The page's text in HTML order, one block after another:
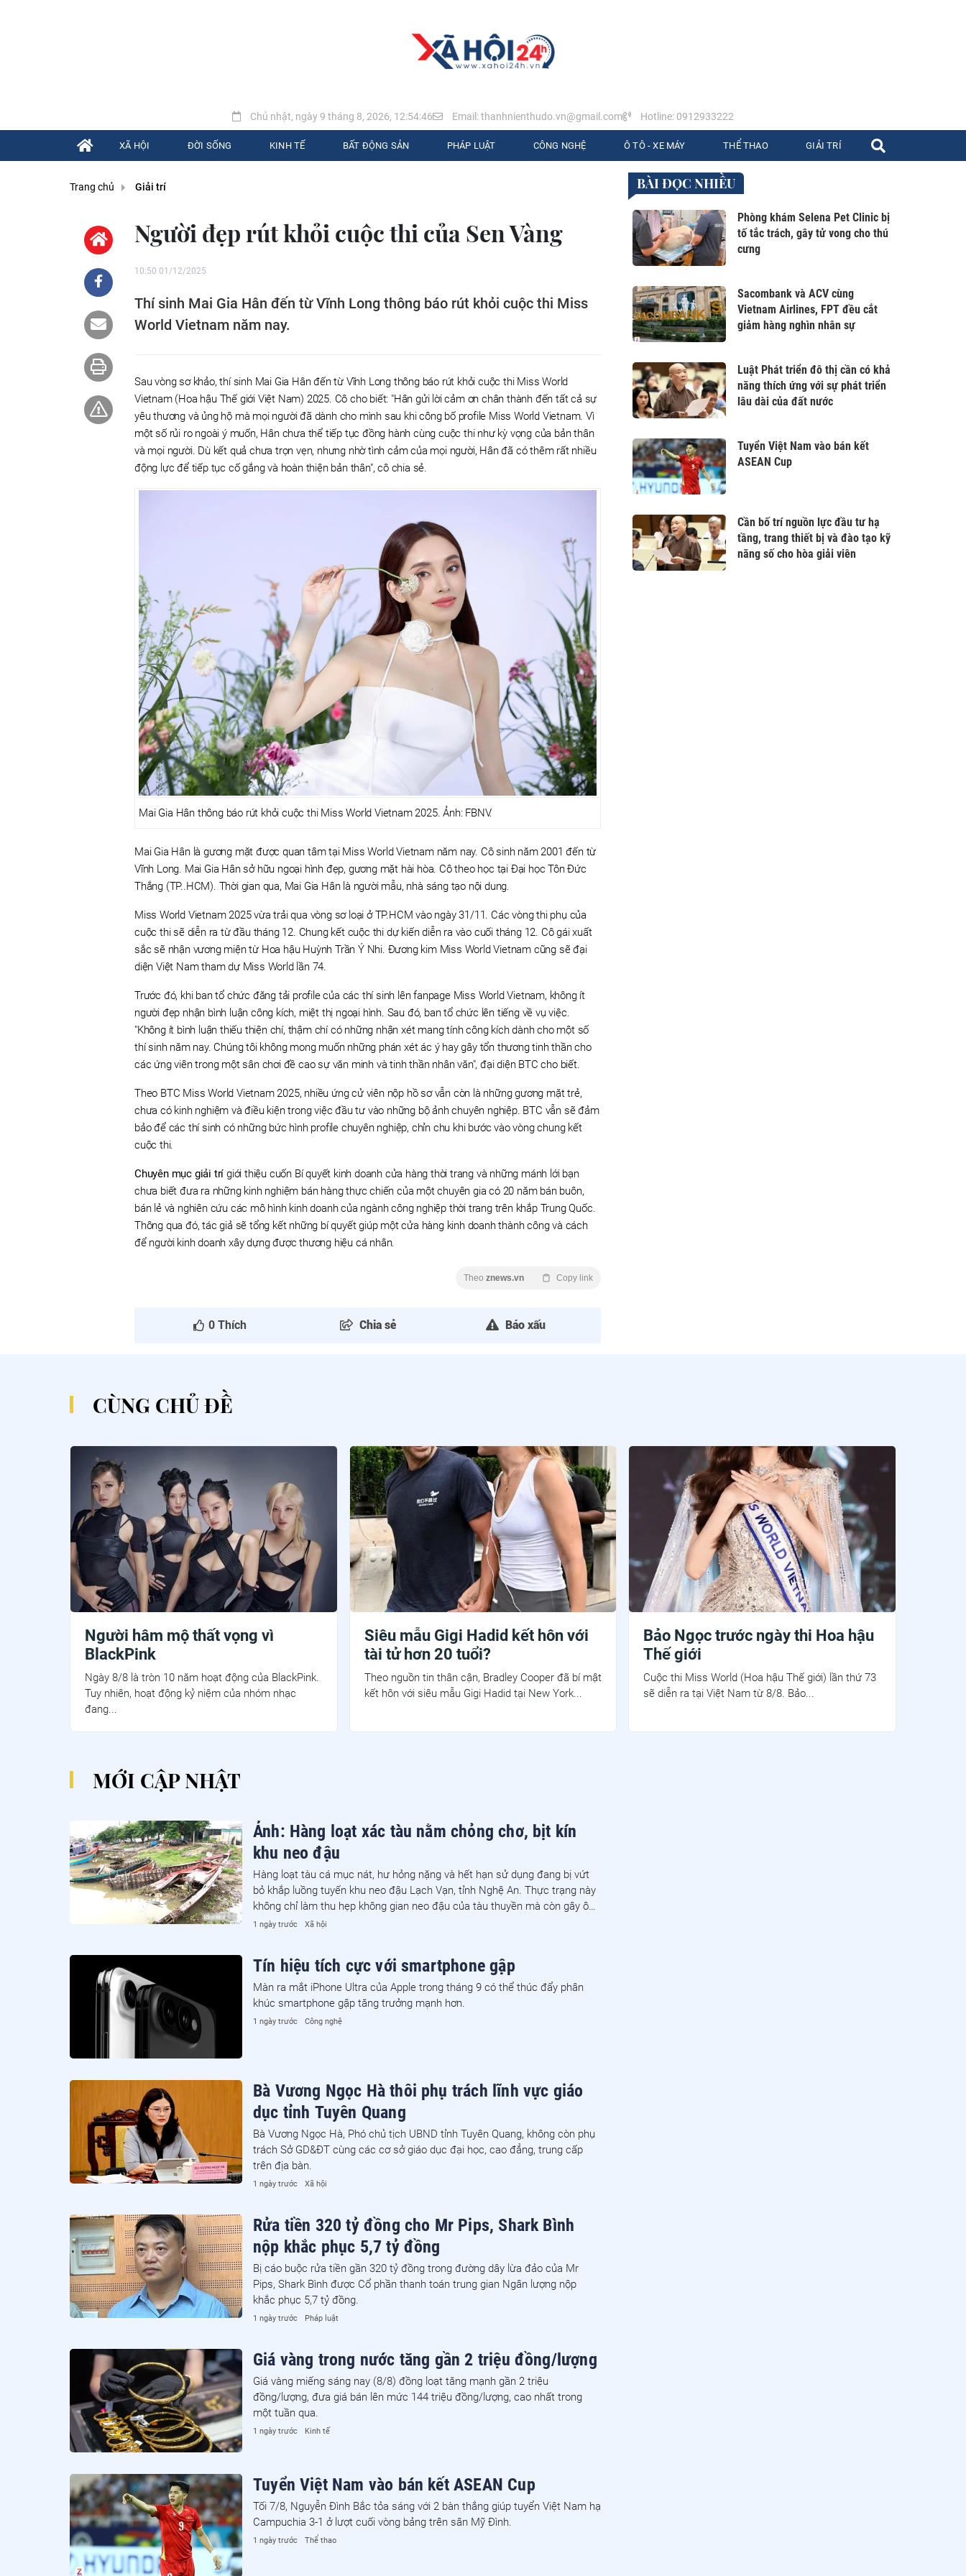
Chủ nhật, ngày 9 tháng 8, 2026, 12:54:48 Email: thanhnienthudo.vn@gmail.com Hotline: 0912933222
XÃ HỘI ĐỜI SỐNG KINH TẾ BẤT ĐỘNG SẢN PHÁP LUẬT CÔNG NGHỆ Ô TÔ - XE MÁY THỂ THAO GIẢI TRÍ
Trang chủ Giải trí
Người đẹp rút khỏi cuộc thi của Sen Vàng
10:50 01/12/2025
Thí sinh Mai Gia Hân đến từ Vĩnh Long thông báo rút khỏi cuộc thi Miss
World Vietnam năm nay.
Sau vòng sơ khảo, thí sinh Mai Gia Hân đến từ Vĩnh Long thông báo rút khỏi cuộc thi Miss World
Vietnam (Hoa hậu Thế giới Việt Nam) 2025. Cô cho biết: "Hân gửi lời cảm ơn chân thành đến tất cả sự
yêu thương và ủng hộ mà mọi người đã dành cho mình sau khi công bố profile Miss World Vietnam. Vì
một số rủi ro ngoài ý muốn, Hân chưa thể tiếp tục đồng hành cùng cuộc thi như kỳ vọng của bản thân
và mọi người. Dù kết quả chưa trọn vẹn, nhưng nhờ tình cảm của mọi người, Hân đã có thêm rất nhiều
động lực để tiếp tục cố gắng và hoàn thiện bản thân", cô chia sẻ.
Mai Gia Hân thông báo rút khỏi cuộc thi Miss World Vietnam 2025. Ảnh: FBNV.
Mai Gia Hân là gương mặt được quan tâm tại Miss World Vietnam năm nay. Cô sinh năm 2001 đến từ
Vĩnh Long. Mai Gia Hân sở hữu ngoại hình đẹp, gương mặt hài hòa. Cô theo học tại Đại học Tôn Đức
Thắng (TP..HCM). Thời gian qua, Mai Gia Hân là người mẫu, nhà sáng tạo nội dung.
Miss World Vietnam 2025 vừa trải qua vòng sơ loại ở TP.HCM vào ngày 31/11. Các vòng thi phụ của
cuộc thi sẽ diễn ra từ đầu tháng 12. Chung kết cuộc thi dự kiến diễn ra vào cuối tháng 12. Cô gái xuất
sắc sẽ nhận vương miện từ Hoa hậu Huỳnh Trần Ý Nhi. Đương kim Miss World Vietnam cũng sẽ đại
diện Việt Nam tham dự Miss World lần 74.
Trước đó, khi ban tổ chức đăng tải profile của các thí sinh lên fanpage Miss World Vietnam, không ít
người đẹp nhận bình luận công kích, miệt thị ngoại hình. Sau đó, ban tổ chức lên tiếng về vụ việc.
"Không ít bình luận thiếu thiện chí, thậm chí có những nhận xét mang tính công kích dành cho một số
thí sinh năm nay. Chúng tôi không mong muốn những phán xét ác ý hay gây tổn thương tinh thần cho
các ứng viên trong một sân chơi đề cao sự văn minh và tinh thần nhân văn", đại diện BTC cho biết.
Theo BTC Miss World Vietnam 2025, nhiều ứng cử viên nộp hồ sơ vẫn còn là những gương mặt trẻ,
chưa có kinh nghiệm và điều kiện trong việc đầu tư vào những bộ ảnh chuyên nghiệp. BTC vẫn sẽ đảm
bảo để các thí sinh có những bức hình profile chuyên nghiệp, chỉn chu khi bước vào vòng chung kết
cuộc thi.
Chuyên mục giải trí giới thiệu cuốn Bí quyết kinh doanh cửa hàng thời trang và những mánh lới bạn
chưa biết đưa ra những kinh nghiệm bán hàng thực chiến của một chuyên gia có 20 năm bán buôn,
bán lẻ và nghiên cứu các mô hình kinh doanh của ngành công nghiệp thời trang trên khắp Trung Quốc.
Thông qua đó, tác giả sẽ tổng kết những bí quyết giúp một cửa hàng kinh doanh thành công và cách
để người kinh doanh xây dựng được thương hiệu cá nhân.
Theoznews.vn Copy link
0Thích Chia sẻ Báo xấu
BÀI ĐỌC NHIỀU
Phòng khám Selena Pet Clinic bị
tố tắc trách, gây tử vong cho thú
cưng
Sacombank và ACV cùng
Vietnam Airlines, FPT đều cắt
giảm hàng nghìn nhân sự
Luật Phát triển đô thị cần có khả
năng thích ứng với sự phát triển
lâu dài của đất nước
Tuyển Việt Nam vào bán kết
ASEAN Cup
Cần bố trí nguồn lực đầu tư hạ
tầng, trang thiết bị và đào tạo kỹ
năng số cho hòa giải viên
CÙNG CHỦ ĐỀ
Người hâm mộ thất vọng vì
BlackPink
Ngày 8/8 là tròn 10 năm hoạt động của BlackPink.
Tuy nhiên, hoạt động kỷ niệm của nhóm nhạc
đang...
Siêu mẫu Gigi Hadid kết hôn với
tài tử hơn 20 tuổi?
Theo nguồn tin thân cận, Bradley Cooper đã bí mật
kết hôn với siêu mẫu Gigi Hadid tại New York...
Bảo Ngọc trước ngày thi Hoa hậu
Thế giới
Cuộc thi Miss World (Hoa hậu Thế giới) lần thứ 73
sẽ diễn ra tại Việt Nam từ 8/8. Bảo...
MỚI CẬP NHẬT
Ảnh: Hàng loạt xác tàu nằm chỏng chơ, bịt kín
khu neo đậu
Hàng loạt tàu cá mục nát, hư hỏng nặng và hết hạn sử dụng đang bị vứt
bỏ khắp luồng tuyến khu neo đậu Lạch Vạn, tỉnh Nghệ An. Thực trạng này
không chỉ làm thu hẹp không gian neo đậu của tàu thuyền mà còn gây ô
nhiễm môi trường và tiềm ẩn nguy cơ tai nạn giao thông đường thủy.
1 ngày trước Xã hội
Tín hiệu tích cực với smartphone gập
Màn ra mắt iPhone Ultra của Apple trong tháng 9 có thể thúc đẩy phân
khúc smartphone gập tăng trưởng mạnh hơn.
1 ngày trước Công nghệ
Bà Vương Ngọc Hà thôi phụ trách lĩnh vực giáo
dục tỉnh Tuyên Quang
Bà Vương Ngọc Hà, Phó chủ tịch UBND tỉnh Tuyên Quang, không còn phụ
trách Sở GD&ĐT cùng các cơ sở giáo dục đại học, cao đẳng, trung cấp
trên địa bàn.
1 ngày trước Xã hội
Rửa tiền 320 tỷ đồng cho Mr Pips, Shark Bình
nộp khắc phục 5,7 tỷ đồng
Bị cáo buộc rửa tiền gần 320 tỷ đồng trong đường dây lừa đảo của Mr
Pips, Shark Bình được Cổ phần thanh toán trung gian Ngân lượng nộp
khắc phục 5,7 tỷ đồng.
1 ngày trước Pháp luật
Giá vàng trong nước tăng gần 2 triệu đồng/lượng
Giá vàng miếng sáng nay (8/8) đồng loạt tăng mạnh gần 2 triệu
đồng/lượng, đưa giá bán lên mức 144 triệu đồng/lượng, cao nhất trong
một tuần qua.
1 ngày trước Kinh tế
Tuyển Việt Nam vào bán kết ASEAN Cup
Tối 7/8, Nguyễn Đình Bắc tỏa sáng với 2 bàn thắng giúp tuyển Việt Nam hạ
Campuchia 3-1 ở lượt cuối vòng bảng trên sân Mỹ Đình.
1 ngày trước Thể thao